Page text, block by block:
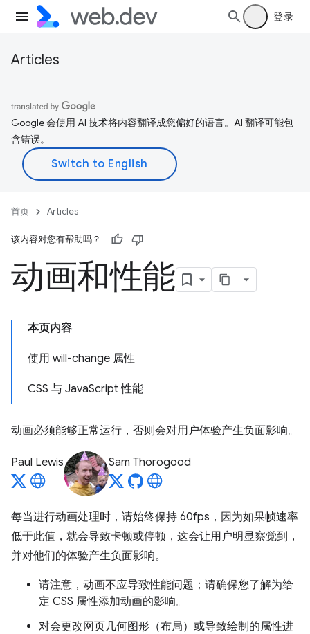
登录
Articles
Google 会使用 AI 技术将内容翻译成您偏好的语言。AI 翻译可能包
含错误。
首页 Articles
该内容对您有帮助吗？
动画和性能
本页内容
使用 will-change 属性
CSS 与 JavaScript 性能
动画必须能够正常运行，否则会对用户体验产生负面影响。
Paul Lewis Sam Thorogood
每当进行动画处理时，请始终保持 60fps，因为如果帧速率
低于此值，就会导致卡顿或停顿，这会让用户明显察觉到，
并对他们的体验产生负面影响。
请注意，动画不应导致性能问题；请确保您了解为给
定 CSS 属性添加动画的影响。
对会更改网页几何图形（布局）或导致绘制的属性进